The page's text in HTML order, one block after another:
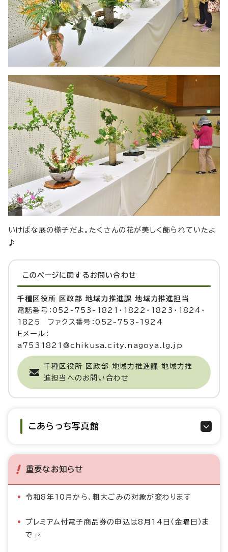
いけばな展の様子だよ。たくさんの花が美しく飾られていたよ
♪
このページに関する お問い合わせ
千種区役所 区政部 地域力推進課 地域力推進担当
電話番号：052-753-1821・1822・1823・1824・
1825 ファクス番号：052-753-1924
Eメール：
a7531821@chikusa.city.nagoya.lg.jp
千種区役所 区政部 地域力推進課 地域力推
進担当へのお問い合わせ
こあらっち写真館
重要なお知らせ
令和8年10月から、粗大ごみの対象が変わります
プレミアム付電子商品券の申込は8月14日（金曜日）ま
で